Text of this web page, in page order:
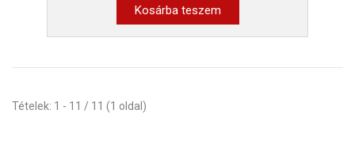
Kosárba teszem
Tételek: 1 - 11 / 11 (1 oldal)